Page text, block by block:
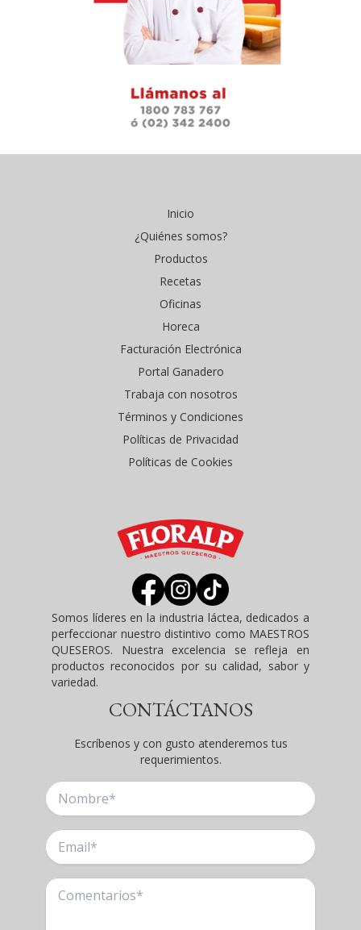
Inicio
¿Quiénes somos?
Productos
Recetas
Oficinas
Horeca
Facturación Electrónica
Portal Ganadero
Trabaja con nosotros
Términos y Condiciones
Políticas de Privacidad
Políticas de Cookies
Somos líderes en la industria láctea, dedicados a
perfeccionar nuestro distintivo como MAESTROS
QUESEROS. Nuestra excelencia se refleja en
productos reconocidos por su calidad, sabor y
variedad.
CONTÁCTANOS
Escríbenos y con gusto atenderemos tus
requerimientos.